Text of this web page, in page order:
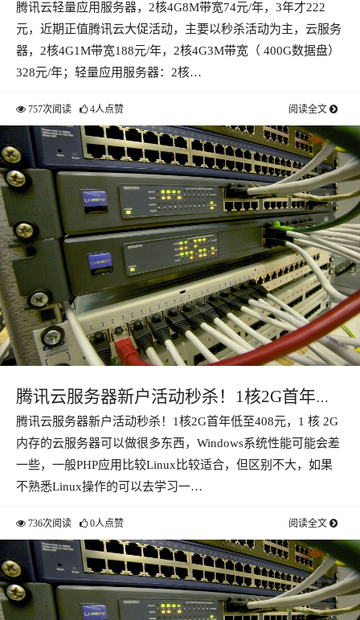
元/年
腾讯云轻量应用服务器，2核4G8M带宽74元/年，3年才222
元，近期正值腾讯云大促活动，主要以秒杀活动为主，云服务
器，2核4G1M带宽188元/年，2核4G3M带宽（ 400G数据盘）
328元/年；轻量应用服务器：2核…
757次阅读 4人点赞 阅读全文
腾讯云服务器新户活动秒杀！1核2G首年低
至408元
腾讯云服务器新户活动秒杀！1核2G首年低至408元，1 核 2G
内存的云服务器可以做很多东西，Windows系统性能可能会差
一些，一般PHP应用比较Linux比较适合，但区别不大，如果
不熟悉Linux操作的可以去学习一…
736次阅读 0人点赞 阅读全文